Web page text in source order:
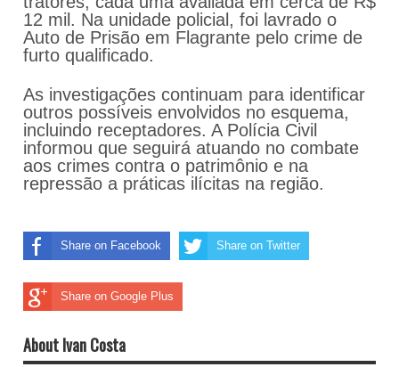
12 mil. Na unidade policial, foi lavrado o
Auto de Prisão em Flagrante pelo crime de
furto qualificado.
As investigações continuam para identificar
outros possíveis envolvidos no esquema,
incluindo receptadores. A Polícia Civil
informou que seguirá atuando no combate
aos crimes contra o patrimônio e na
repressão a práticas ilícitas na região.
Share on Facebook Share on Twitter
Share on Google Plus
About Ivan Costa